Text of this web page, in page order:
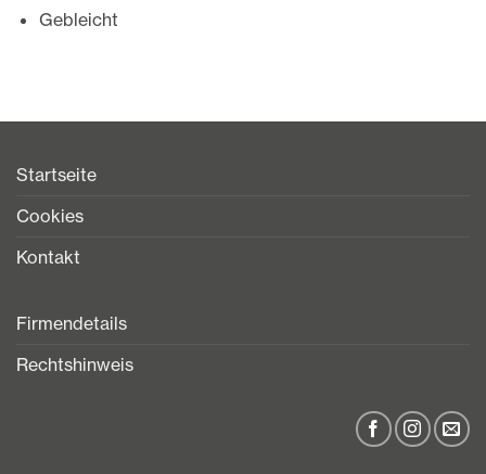
Gebleicht
Startseite
Cookies
Kontakt
Firmendetails
Rechtshinweis